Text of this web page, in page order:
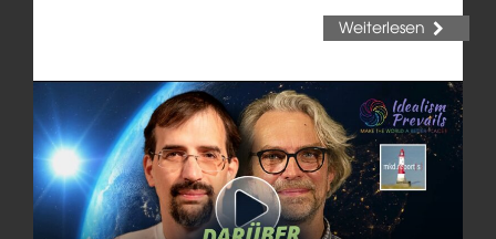
Weiterlesen